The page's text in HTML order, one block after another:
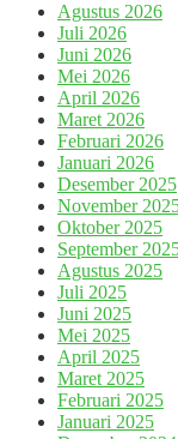
Agustus 2026
Juli 2026
Juni 2026
Mei 2026
April 2026
Maret 2026
Februari 2026
Januari 2026
Desember 2025
November
Oktober 2025
September
Agustus 2025
Juli 2025
Juni 2025
Mei 2025
April 2025
Maret 2025
Februari 2025
Januari 2025